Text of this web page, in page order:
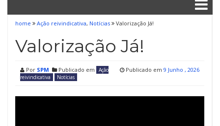
home Ação reivindicativa, Notícias Valorização Já!
Valorização Já!
Por SPM Publicado em
Ação
reivindicativa
Notícias
Publicado em 9 Junho , 2026